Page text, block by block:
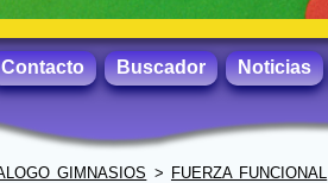
Contacto Buscador Noticias
GIMNASIOS > FUERZA FUNCIONAL